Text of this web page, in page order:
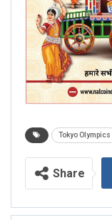
Tokyo Olympics
Share